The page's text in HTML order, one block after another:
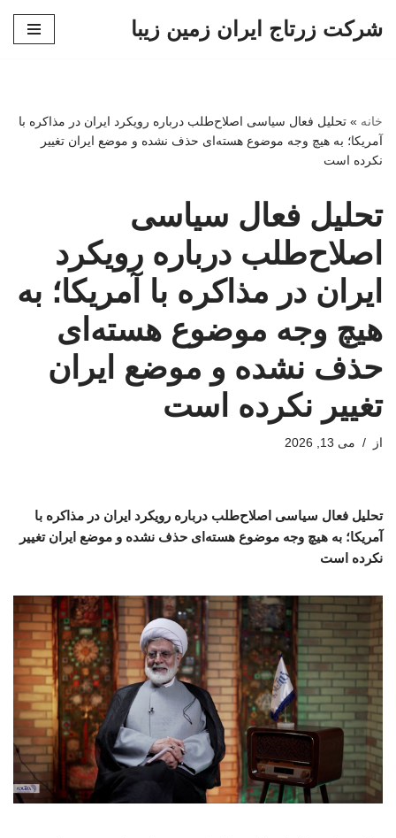
شرکت زرتاج ایران زمین زیبا
خانه » تحلیل فعال سیاسی اصلاح‌طلب درباره رویکرد ایران در مذاکره با
آمریکا؛ به هیچ وجه موضوع هسته‌ای حذف نشده و موضع ایران تغییر
نکرده است
تحلیل فعال سیاسی
اصلاح‌طلب درباره رویکرد
ایران در مذاکره با آمریکا؛ به
هیچ وجه موضوع هسته‌ای
حذف نشده و موضع ایران
تغییر نکرده است
از می 13, 2026
تحلیل فعال سیاسی اصلاح‌طلب درباره رویکرد ایران در مذاکره با
آمریکا؛ به هیچ وجه موضوع هسته‌ای حذف نشده و موضع ایران تغییر
نکرده است